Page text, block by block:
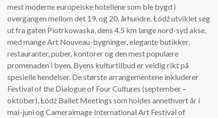
mest moderne europeiske hotellene som ble bygd i
overgangen mellom det 19. og 20. århundre. Łódź utviklet seg
ut fra gaten Piotrkowaska, dens 4.5 km lange nord-syd akse,
med mange Art Nouveau-bygninger, elegante butikker,
restauranter, puber, kontorer og den mest populære
promenaden i byen. Byens kulturtilbud er veldig rikt på
spesielle hendelser. De største arrangementene inkluderer
Festival of the Dialogue of Four Cultures (september –
oktober), Łódź Ballet Meetings som holdes annethvert år i
mai-juni og Cameraimage International Art Festival of